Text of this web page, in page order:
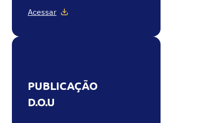
Acessar
PUBLICAÇÃO
D.O.U